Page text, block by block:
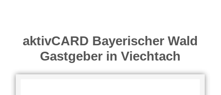
aktivCARD Bayerischer Wald
Gastgeber in Viechtach